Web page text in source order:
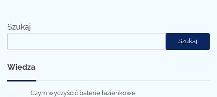
Szukaj
Szukaj
Wiedza
Czym wyczyścić baterie łazienkowe